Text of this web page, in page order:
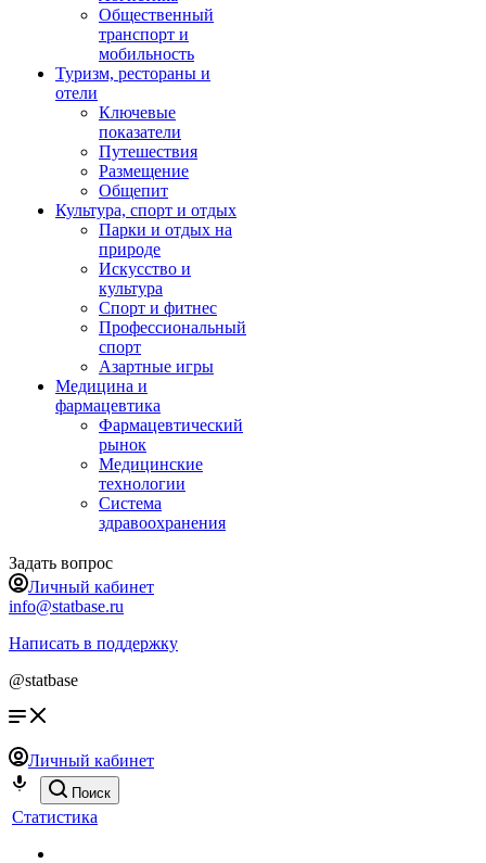
Общественный
транспорт и
мобильность
Туризм, рестораны и
отели
Ключевые
показатели
Путешествия
Размещение
Общепит
Культура, спорт и отдых
Парки и отдых на
природе
Искусство и
культура
Спорт и фитнес
Профессиональный
спорт
Азартные игры
Медицина и
фармацевтика
Фармацевтический
рынок
Медицинские
технологии
Система
здравоохранения
Задать вопрос
Личный кабинет
info@statbase.ru
Написать в поддержку
@statbase
Личный кабинет
Поиск
Статистика